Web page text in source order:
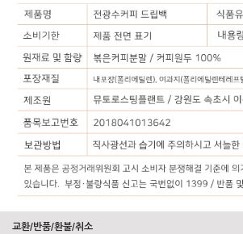
교환/반품/환불/취소